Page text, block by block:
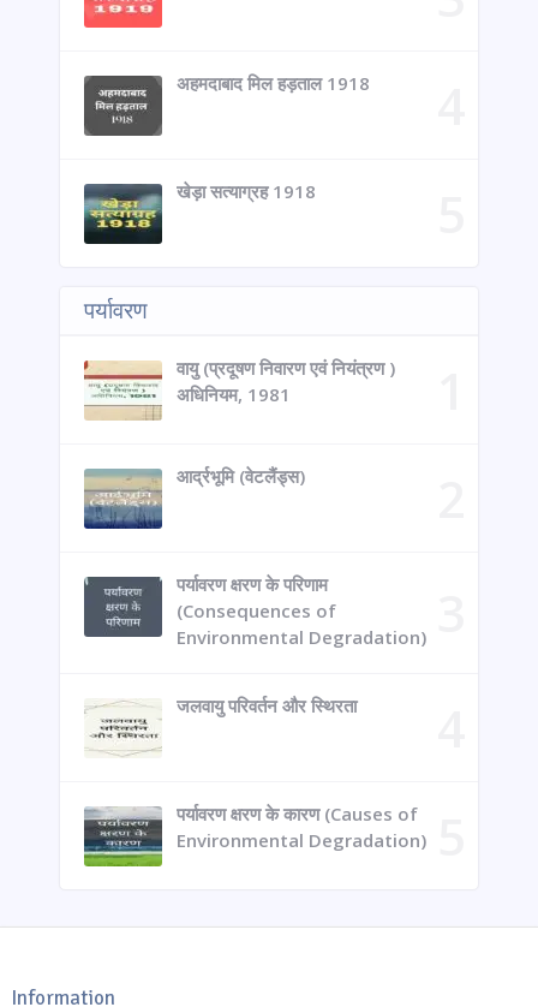
अहमदाबाद मिल हड़ताल 1918
खेड़ा सत्याग्रह 1918
पर्यावरण
वायु (प्रदूषण निवारण एवं नियंत्रण )
अधिनियम, 1981
आर्द्रभूमि (वेटलैंड्स)
पर्यावरण क्षरण के परिणाम
(Consequences of
Environmental Degradation)
जलवायु परिवर्तन और स्थिरता
पर्यावरण क्षरण के कारण (Causes of
Environmental Degradation)
Information